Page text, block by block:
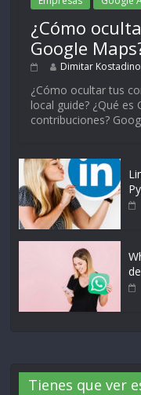
¿Cómo
Google
Dimitar
¿Cómo ocultar tus
local guide? ¿Qué
contribuciones?
Tienes que ver